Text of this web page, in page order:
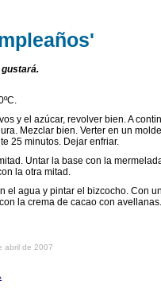
y el azúcar, revolver bien. A
Mezclar bien. Verter en un
25 minutos. Dejar enfriar.
Untar la base con la
la otra mitad.
el agua y pintar el bizcocho. Con
la crema de cacao con
abril de 2007